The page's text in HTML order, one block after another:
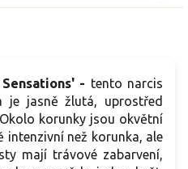
voní. Jde o výbornou volbu
vytříbenou a přitom
každé jarní zákoutí svou
- tento narcis
je jasně žlutá, uprostřed
korunky jsou okvětní
intenzivní než korunka, ale
mají trávové zabarvení,